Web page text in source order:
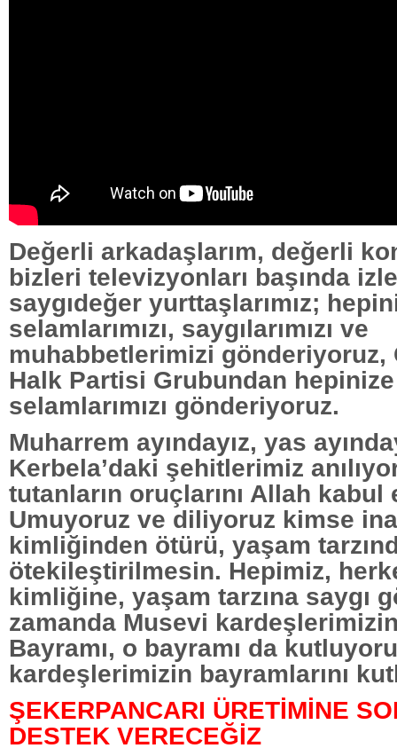
Değerli arkadaşlarım, değerli
bizleri televizyonları başında
saygıdeğer yurttaşlarımız;
selamlarımızı, saygılarımızı ve
muhabbetlerimizi gönderiyoruz,
Halk Partisi Grubundan
selamlarımızı gönderiyoruz.
Muharrem ayındayız, yas
Kerbela’daki şehitlerimiz
tutanların oruçlarını Allah
Umuyoruz ve diliyoruz kimse
kimliğinden ötürü, yaşam
ötekileştirilmesin. Hepimiz,
kimliğine, yaşam tarzına saygı
zamanda Musevi
Bayramı, o bayramı da
kardeşlerimizin bayramlarını
ŞEKERPANCARI ÜRETİMİNE
DESTEK VERECEĞİZ